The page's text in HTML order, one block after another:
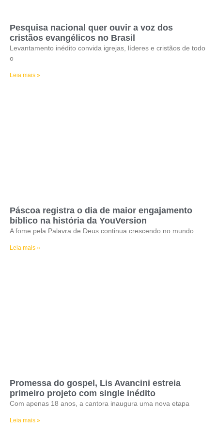
Pesquisa nacional quer ouvir a voz dos
cristãos evangélicos no Brasil
Levantamento inédito convida igrejas, líderes e cristãos de todo
o
Leia mais »
Páscoa registra o dia de maior engajamento
bíblico na história da YouVersion
A fome pela Palavra de Deus continua crescendo no mundo
Leia mais »
Promessa do gospel, Lis Avancini estreia
primeiro projeto com single inédito
Com apenas 18 anos, a cantora inaugura uma nova etapa
Leia mais »